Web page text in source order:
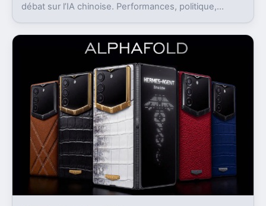
débat sur l’IA chinoise. Performances, politique,